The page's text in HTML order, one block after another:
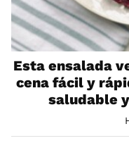
Esta ensalada
cena fácil y
saludable